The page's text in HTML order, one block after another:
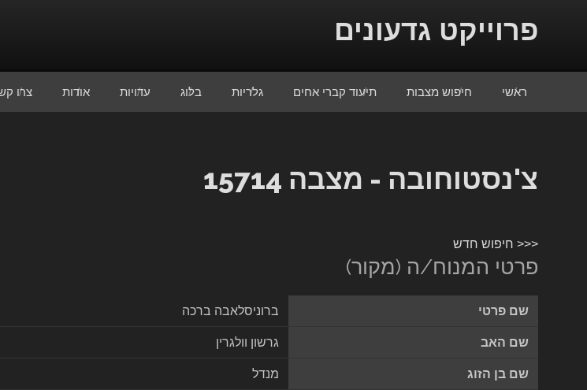
פרוייקט גדעונים
ראשי חיפוש מצבות תיעוד קברי אחים גלריות בלוג עדויות אודות צרו
צ'נסטוחובה - מצבה 15714
<<< חיפוש חדש
פרטי המנוח/ה (מקור)
שם פרטי ברוניסלאבה ברכה
שם האב גרשון וולגרין
שם בן הזוג מנדל